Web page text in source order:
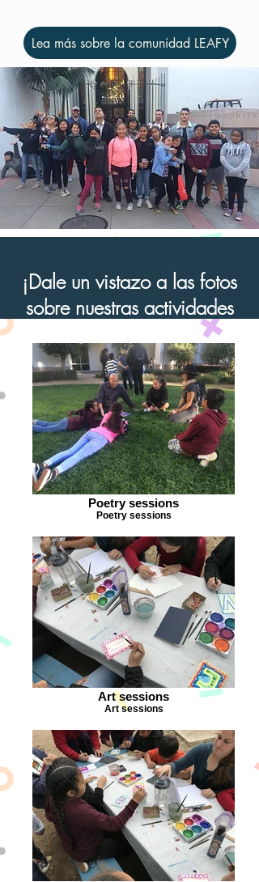
Lea más sobre la comunidad LEAFY
¡Dale un vistazo a las fotos
sobre nuestras actividades
Poetry sessions
Poetry sessions
Art sessions
Art sessions